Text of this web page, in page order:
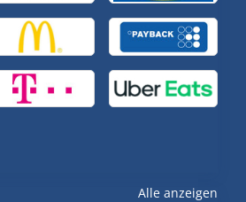
Alle anzeigen